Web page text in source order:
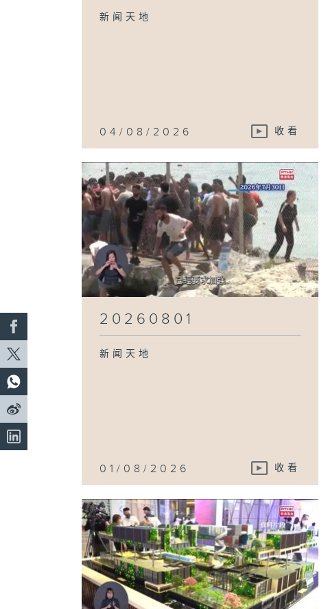
新闻天地
04/08/2026 收看
20260801
新闻天地
01/08/2026 收看